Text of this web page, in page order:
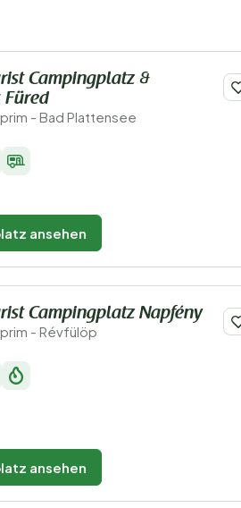
Campingplatz &
Füred
- Bad Plattensee
ansehen
Campingplatz Napfény
- Révfülöp
ansehen